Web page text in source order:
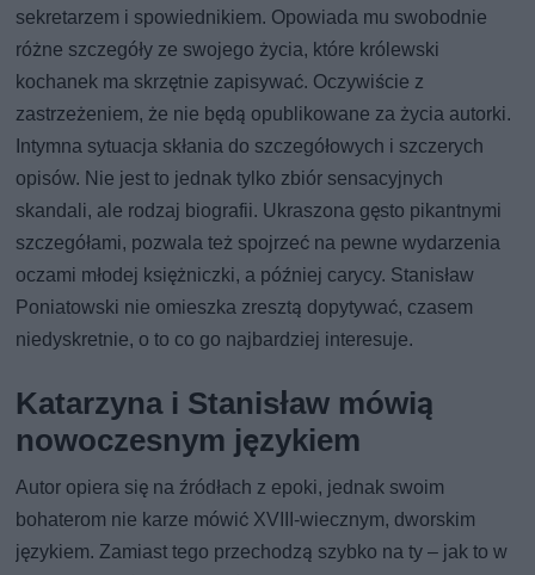
sekretarzem i spowiednikiem. Opowiada mu swobodnie
różne szczegóły ze swojego życia, które królewski
kochanek ma skrzętnie zapisywać. Oczywiście z
zastrzeżeniem, że nie będą opublikowane za życia autorki.
Intymna sytuacja skłania do szczegółowych i szczerych
opisów. Nie jest to jednak tylko zbiór sensacyjnych
skandali, ale rodzaj biografii. Ukraszona gęsto pikantnymi
szczegółami, pozwala też spojrzeć na pewne wydarzenia
oczami młodej księżniczki, a później carycy. Stanisław
Poniatowski nie omieszka zresztą dopytywać, czasem
niedyskretnie, o to co go najbardziej interesuje.
Katarzyna i Stanisław mówią
nowoczesnym językiem
Autor opiera się na źródłach z epoki, jednak swoim
bohaterom nie karze mówić XVIII-wiecznym, dworskim
językiem. Zamiast tego przechodzą szybko na ty – jak to w